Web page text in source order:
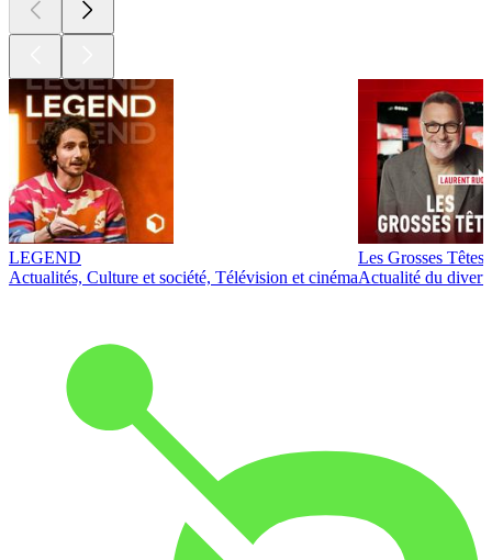
LEGEND
Actualités, Culture et société, Télévision et cinéma
Les Grosses Têtes
Actualité du